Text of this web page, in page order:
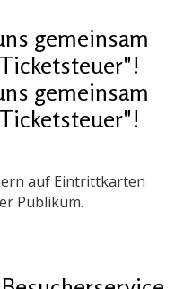
gemeinsam
gemeinsam
auf Eintrittkarten
Publikum.